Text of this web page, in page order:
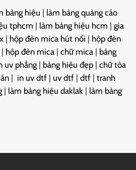
bảng hiệu | làm bảng quảng cáo
tphcm | làm bảng hiệu hcm | gia
| hộp đèn mica hút nổi | hộp đèn
| hộp đèn mica | chữ mica | bảng
uv phẳng | bảng hiệu đẹp | chữ tòa
| in uv dtf | uv dtf | dtf | tranh
| làm bảng hiệu daklak | làm bảng